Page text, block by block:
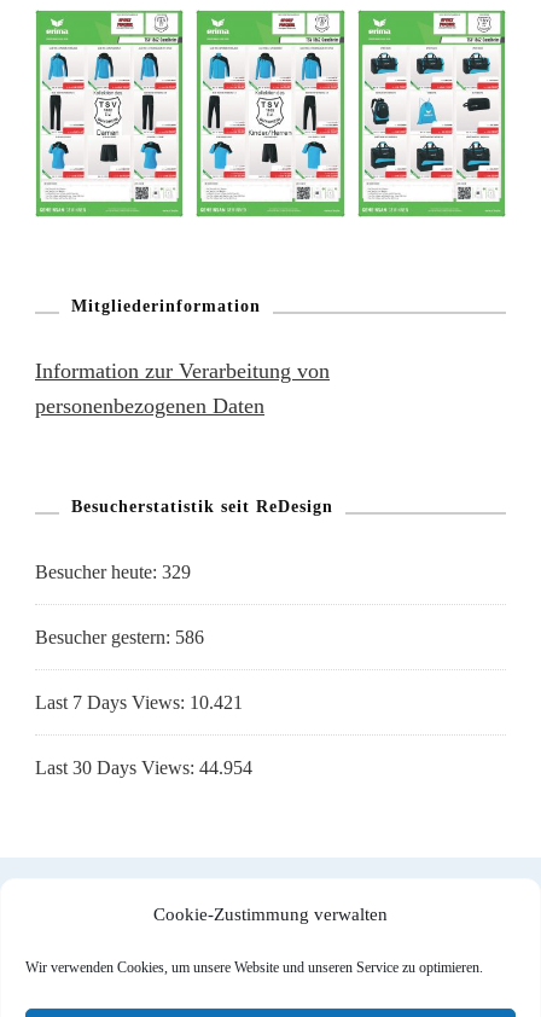
Cookie-Zustimmung verwalten
Wir verwenden Cookies, um unsere Website und unseren Service zu optimieren.
Mitgliederinformation
Information zur Verarbeitung von
personenbezogenen Daten
Besucherstatistik seit ReDesign
Besucher heute: 329
Besucher gestern: 586
Last 7 Days Views: 10.421
Last 30 Days Views: 44.954